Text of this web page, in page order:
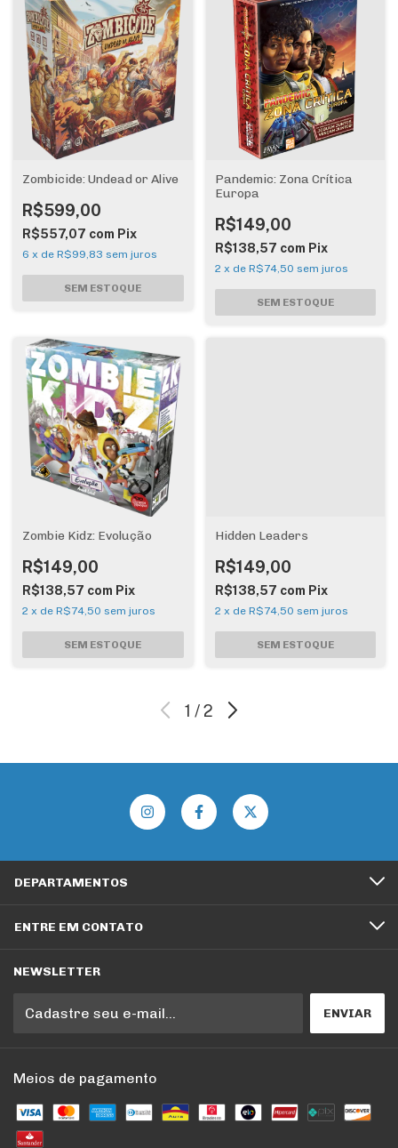
Zombicide: Undead or Alive
R$599,00
R$557,07 com Pix
6 x de R$99,83 sem juros
Pandemic: Zona Crítica
Europa
R$149,00
R$138,57 com Pix
2 x de R$74,50 sem juros
Zombie Kidz: Evolução
R$149,00
R$138,57 com Pix
2 x de R$74,50 sem juros
Hidden Leaders
R$149,00
R$138,57 com Pix
2 x de R$74,50 sem juros
1 /2
DEPARTAMENTOS
ENTRE EM CONTATO
NEWSLETTER
Meios de pagamento